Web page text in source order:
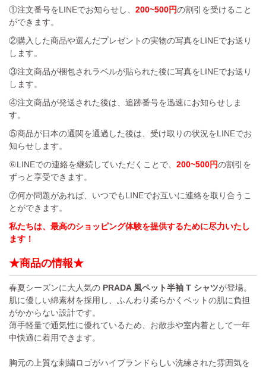
①注文番号をLINEでお知らせし、 200~500円の割引を受けること
ができます。
②購入した商品や選んだプレゼントの実物の写真をLINEでお送り
します。
③注文商品が梱包されラベルが貼られた後に写真をLINEでお送り
します。
④注文商品が発送された後は、追跡番号を迅速にお知らせしま
す。
⑤商品が日本の通関を通過した後は、受け取りの状況をLINEでお
知らせします。
⑥LINEでの連絡を継続していただくことで、 200~500円の割引を
ずっと享受できます。
⑦何か問題があれば、いつでもLINEでお互いに連絡を取り合うこ
とができます。
私たちは、最高のショッピング体験を提供するために尽力いたし
ます！
★商品の情報★
春夏シーズンに大人気の PRADA 風ペット半袖 T シャツが登場。
肌に優しい綿素材を採用し、ふんわり柔らかくペットの肌に負担
がかからない設計です。
薄手軽量で通気性に優れているため、お散歩や室内着として一年
中快適に着用できます。
胸元の上質な刺繍ロゴがハイブランドらしい洗練された雰囲気を